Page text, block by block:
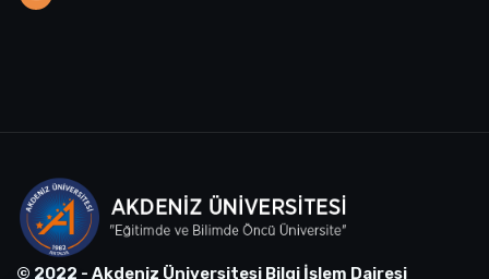
© 2022 - Akdeniz Üniversitesi Bilgi İşlem Dairesi